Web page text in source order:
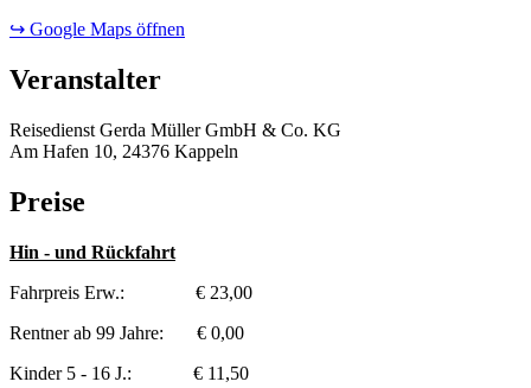
↪ Google Maps öffnen
Veranstalter
Reisedienst Gerda Müller GmbH & Co. KG
Am Hafen 10, 24376 Kappeln
Preise
Hin - und Rückfahrt
Fahrpreis Erw.: € 23,00
Rentner ab 99 Jahre: € 0,00
Kinder 5 - 16 J.: € 11,50